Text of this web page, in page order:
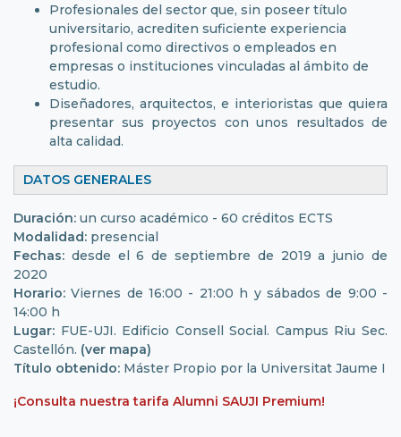
Profesionales del sector que, sin poseer título
universitario, acrediten suficiente experiencia
profesional como directivos o empleados en
empresas o instituciones vinculadas al ámbito de
estudio.
Diseñadores, arquitectos, e interioristas que quiera
presentar sus proyectos con unos resultados de
alta calidad.
DATOS GENERALES
Duración: un curso académico - 60 créditos ECTS
Modalidad: presencial
Fechas: desde el 6 de septiembre de 2019 a junio de
2020
Horario:Viernes de 16:00 - 21:00 h y sábados de 9:00 -
14:00 h
Lugar: FUE-UJI. Edificio Consell Social. Campus Riu Sec.
Castellón. (ver mapa)
Título obtenido: Máster Propio por la Universitat Jaume I
¡Consulta nuestra tarifa Alumni SAUJI Premium!